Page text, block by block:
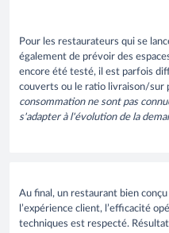
Pour les restaurateurs qui se
également de prévoir des
encore été testé, il est parfois
couverts ou le ratio livraison/sur
consommation ne sont pas
s'adapter à l'évolution de la
Au final, un restaurant bien
l’expérience client, l’efficacité
techniques est respecté.